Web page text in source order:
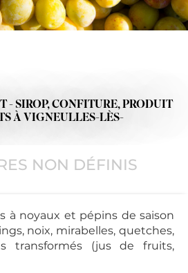
- SIROP,CONFITURE,PRODUIT
À VIGNEULLES-LÈS-
NON DÉFINIS
à noyaux et pépins de saison
noix, mirabelles, quetches,
transformés (jus de fruits,